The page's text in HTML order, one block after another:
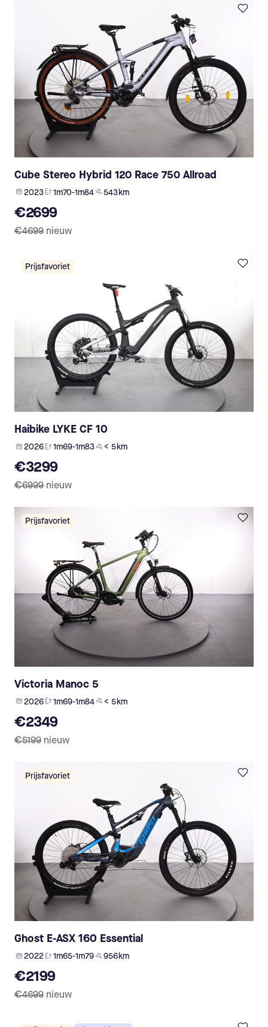
Cube Stereo Hybrid 120 Race 750 Allroad
2023 1m70-1m84 543 km
€2699
€4699 nieuw
Prijsfavoriet
Haibike LYKE CF 10
2026 1m69-1m83 < 5 km
€3299
€6999 nieuw
Prijsfavoriet
Victoria Manoc 5
2026 1m69-1m84 < 5 km
€2349
€5199 nieuw
Prijsfavoriet
Ghost E-ASX 160 Essential
2022 1m65-1m79 956 km
€2199
€4699 nieuw